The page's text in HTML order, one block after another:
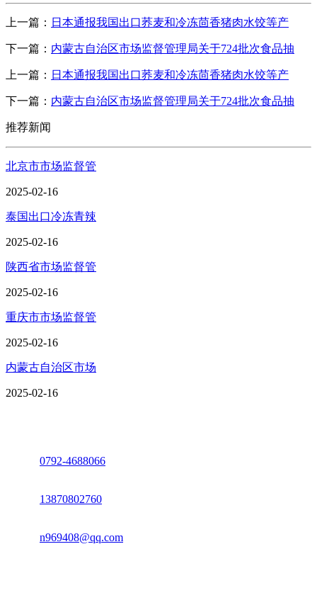
上一篇： 日本通报我国出口荞麦和冷冻茴香猪肉水饺等产
下一篇： 内蒙古自治区市场监督管理局关于724批次食品抽
上一篇： 日本通报我国出口荞麦和冷冻茴香猪肉水饺等产
下一篇： 内蒙古自治区市场监督管理局关于724批次食品抽
推荐新闻
北京市市场监督管
2025-02-16
泰国出口冷冻青辣
2025-02-16
陕西省市场监督管
2025-02-16
重庆市市场监督管
2025-02-16
内蒙古自治区市场
2025-02-16
0792-4688066
13870802760
n969408@qq.com